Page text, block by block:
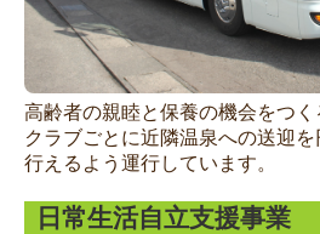
高齢者の親睦と保養の機会をつ
クラブごとに近隣温泉への送迎
行えるよう運行しています。
日常生活自立支援事業